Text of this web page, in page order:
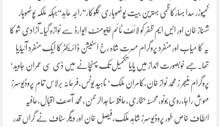
کمپوزر سدا بہارکاظمی بہترین بیت پوٹھوہاری گلوکار”راجہ عابد“جبکہ ملکہ پوٹھوہار
شہناز خان اور ایس ایم ظفر کو لائف ٹائم اچیومنٹ ایوارڈ سے نوازہ گیا۔آزادی شو کا
یہ کا میاب اور منفرد پروگرام مسرت شاہ رخ اسٹیشن ڈائریکٹر کا ایک منفرد آئیڈیا
تھا۔جسے خوبصورت انداز میں پایا تکمیل تک پہنچانے میں ڈی سی عمران جاوید‘
پروگرام منیجر ز محمد نواز خان،کامران ملک‘ ناہید یونس،فرحانہ برلاس تمام پروڈیوسرز
مہوش راجا،روحی بونو،محسنہ بخاری،حافظ ساجدالرحمن،محمد آصف اقبال،عافیہ
الطاف خاص طور پروڈیوسرز شاہد ملک،فیصل خان اور دیگر سٹاف نے گراں قدر